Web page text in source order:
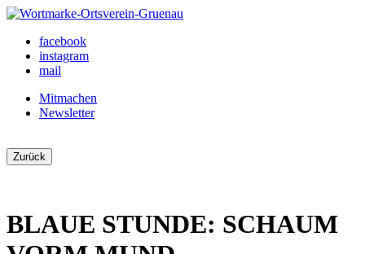
Skip
content
Ortsverein Grünau
Veranstaltungen und Angebote in Ihrem Bezirk
facebook
instagram
mail
Mitmachen
Newsletter
Zurück
BLAUE STUNDE: SCHAUM